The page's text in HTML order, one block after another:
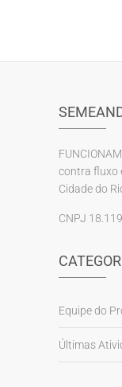
contra fluxo
Cidade do
CNPJ
Equipe do
Últimas